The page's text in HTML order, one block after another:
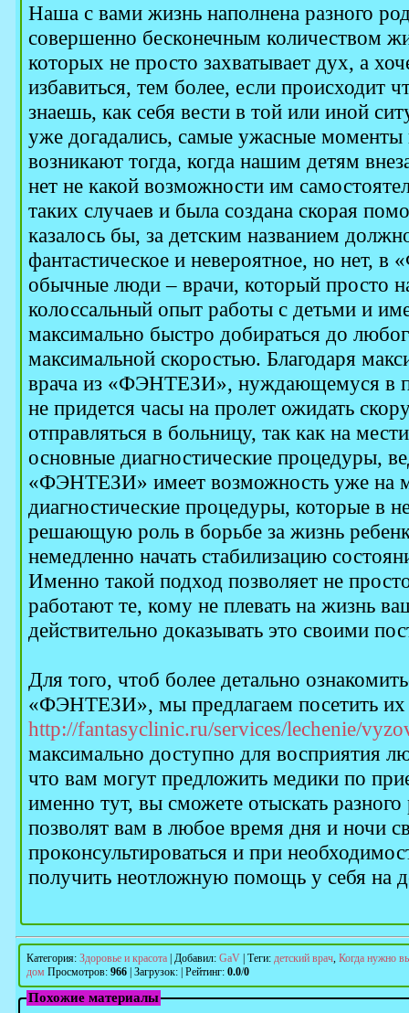
Наша с вами жизнь наполнена разного
совершенно бесконечным количеством
которых не просто захватывает дух, а
избавиться, тем более, если происходит
знаешь, как себя вести в той или иной
уже догадались, самые ужасные
возникают тогда, когда нашим детям
нет не какой возможности им
таких случаев и была создана скорая
казалось бы, за детским названием
фантастическое и невероятное, но нет,
обычные люди – врачи, который просто
колоссальный опыт работы с детьми и
максимально быстро добираться до
максимальной скоростью. Благодаря
врача из «ФЭНТЕЗИ», нуждающемуся в
не придется часы на пролет ожидать
отправляться в больницу, так как на
основные диагностические процедуры,
«ФЭНТЕЗИ» имеет возможность уже на
диагностические процедуры, которые в
решающую роль в борьбе за жизнь
немедленно начать стабилизацию
Именно такой подход позволяет не
работают те, кому не плевать на жизнь
действительно доказывать это своими
Для того, чтоб более детально
«ФЭНТЕЗИ», мы предлагаем посетить
http://fantasyclinic.ru/services/lechenie/
максимально доступно для восприятия
что вам могут предложить медики по
именно тут, вы сможете отыскать
позволят вам в любое время дня и ночи
проконсультироваться и при
получить неотложную помощь у себя на
Категория: Здоровье и красота Добавил: GaV Теги: детский врач, Когда нужно
дом Просмотров: 966 Загрузок: Рейтинг: 0.0/0
Похожие материалы